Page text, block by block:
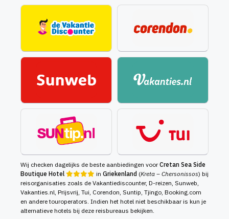
Wij checken dagelijks de beste aanbiedingen voorCretan Sea Side
Boutique Hotel
in Griekenland (Kreta – Chersonissos) bij
reisorganisaties zoals de Vakantiediscounter, D-reizen, Sunweb,
Vakanties.nl, Prijsvrij, Tui, Corendon, Suntip, Tjingo, Booking.com
en andere touroperators. Indien het hotel niet beschikbaar is kun je
alternatieve hotels bij deze reisbureaus bekijken.